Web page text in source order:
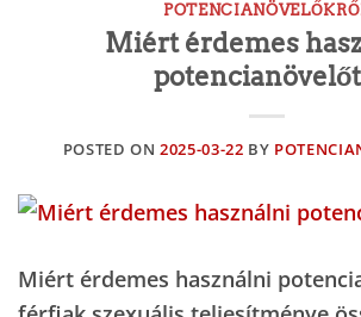
Miért érdemes
POSTED ON2025-03-22 BY
Miért érdemes használni